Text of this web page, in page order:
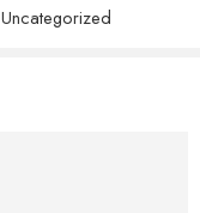
Uncategorized